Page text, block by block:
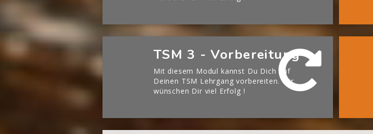
[Cocoon] Boxes überspringen
TSM 3 - Vorbereitung
Mit diesem Modul kannst Du Dich auf
Deinen TSM Lehrgang vorbereiten. Wir
wünschen Dir viel Erfolg !